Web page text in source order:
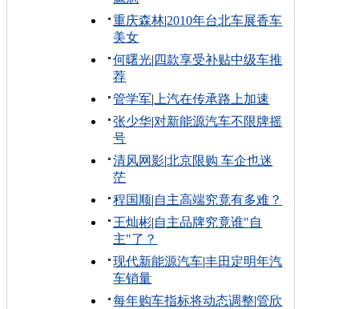
重庆森林|2010年台北车展香车
美女
何曙光| 四款享受补贴中级车推
荐
管学军| 上汽在传承路上加速
张少华|对新能源汽车不限牌摇
号
清风网影|北京限购 车企也迷
茫
程国顺|自主高端究竟有多难？
王灿彬|自主品牌究竟谁"自
主"了？
现代新能源汽车|丰田定明年汽
车销量
每年购车指标将动态调整|管欣